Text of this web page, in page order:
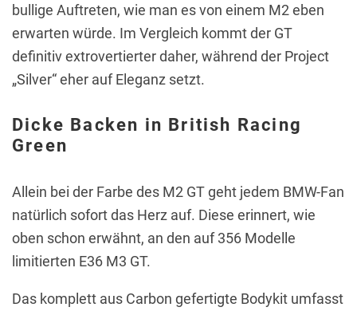
bullige Auftreten, wie man es von einem M2 eben
erwarten würde. Im Vergleich kommt der GT
definitiv extrovertierter daher, während der Project
„Silver“ eher auf Eleganz setzt.
Dicke Backen in British Racing
Green
Allein bei der Farbe des M2 GT geht jedem BMW-Fan
natürlich sofort das Herz auf. Diese erinnert, wie
oben schon erwähnt, an den auf 356 Modelle
limitierten E36 M3 GT.
Das komplett aus Carbon gefertigte Bodykit umfasst